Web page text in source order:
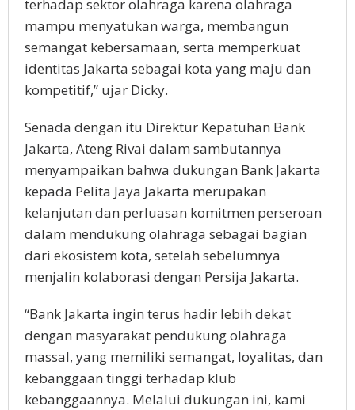
terhadap sektor olahraga karena olahraga
mampu menyatukan warga, membangun
semangat kebersamaan, serta memperkuat
identitas Jakarta sebagai kota yang maju dan
kompetitif,” ujar Dicky.
Senada dengan itu Direktur Kepatuhan Bank
Jakarta, Ateng Rivai dalam sambutannya
menyampaikan bahwa dukungan Bank Jakarta
kepada Pelita Jaya Jakarta merupakan
kelanjutan dan perluasan komitmen perseroan
dalam mendukung olahraga sebagai bagian
dari ekosistem kota, setelah sebelumnya
menjalin kolaborasi dengan Persija Jakarta.
“Bank Jakarta ingin terus hadir lebih dekat
dengan masyarakat pendukung olahraga
massal, yang memiliki semangat, loyalitas, dan
kebanggaan tinggi terhadap klub
kebanggaannya. Melalui dukungan ini, kami